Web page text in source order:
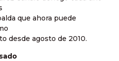
que ahora puede
desde agosto de 2010.